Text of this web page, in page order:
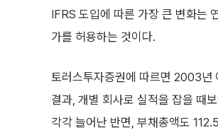
IFRS 도입에 따른 가장 큰 변화는
가를 허용하는 것이다.
토러스투자증권에 따르면 2003년
결과, 개별 회사로 실적을 잡을 때
각각 늘어난 반면, 부채총액도